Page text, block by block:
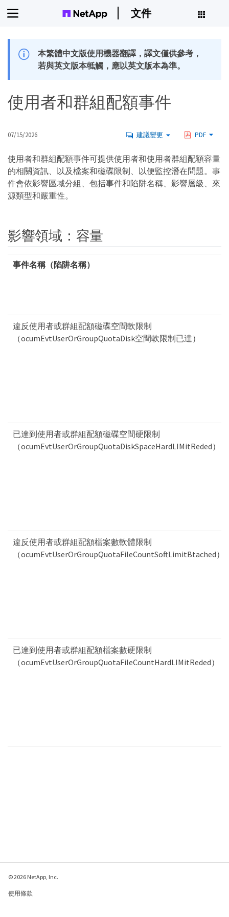
文件
本繁體中文版使用機器翻譯，譯文僅供參考，
若與英文版本牴觸，應以英文版本為準。
使用者和群組配額事件
07/15/2026 建議變更 PDF
使用者和群組配額事件可提供使用者和使用者群組配額容量
的相關資訊、以及檔案和磁碟限制、以便監控潛在問題。事
件會依影響區域分組、包括事件和陷阱名稱、影響層級、來
源類型和嚴重性。
影響領域：容量
事件名稱（陷阱名稱）
違反使用者或群組配額磁碟空間軟限制
（ocumEvtUserOrGroupQuotaDisk空間軟限制已達）
已達到使用者或群組配額磁碟空間硬限制
（ocumEvtUserOrGroupQuotaDiskSpaceHardLIMitReded）
違反使用者或群組配額檔案數軟體限制
（ocumEvtUserOrGroupQuotaFileCountSoftLimitBtached）
已達到使用者或群組配額檔案數硬限制
（ocumEvtUserOrGroupQuotaFileCountHardLIMitReded）
© 2026 NetApp, Inc.
使用條款